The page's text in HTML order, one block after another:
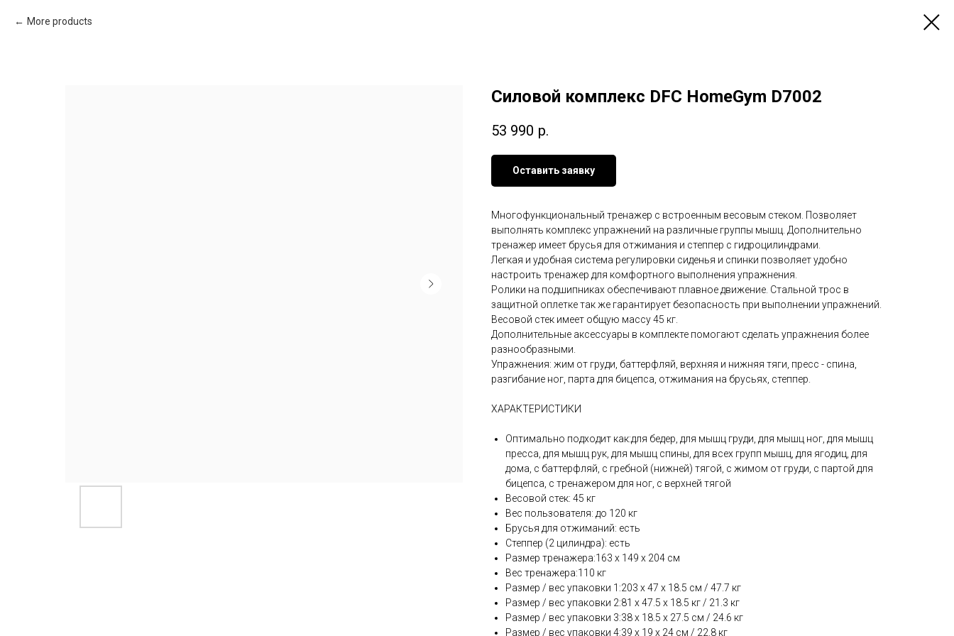
More products
Силовой комплекс DFC HomeGym D7002
53 990 р.
Оставить заявку
Многофункциональный тренажер с встроенным весовым стеком. Позволяет
выполнять комплекс упражнений на различные группы мышц. Дополнительно
тренажер имеет брусья для отжимания и степпер с гидроцилиндрами.
Легкая и удобная система регулировки сиденья и спинки позволяет удобно
настроить тренажер для комфортного выполнения упражнения.
Ролики на подшипниках обеспечивают плавное движение. Стальной трос в
защитной оплетке так же гарантирует безопасность при выполнении упражнений.
Весовой стек имеет общую массу 45 кг.
Дополнительные аксессуары в комплекте помогают сделать упражнения более
разнообразными.
Упражнения: жим от груди, баттерфляй, верхняя и нижняя тяги, пресс - спина,
разгибание ног, парта для бицепса, отжимания на брусьях, степпер.
ХАРАКТЕРИСТИКИ
Оптимально подходит как:для бедер, для мышц груди, для мышц ног, для мышц
пресса, для мышц рук, для мышц спины, для всех групп мышц, для ягодиц, для
дома, с баттерфляй, с гребной (нижней) тягой, с жимом от груди, с партой для
бицепса, с тренажером для ног, с верхней тягой
Весовой стек: 45 кг
Вес пользователя: до 120 кг
Брусья для отжиманий: есть
Степпер (2 цилиндра): есть
Размер тренажера:163 х 149 х 204 см
Вес тренажера:110 кг
Размер / вес упаковки 1:203 х 47 х 18.5 см / 47.7 кг
Размер / вес упаковки 2:81 х 47.5 х 18.5 кг / 21.3 кг
Размер / вес упаковки 3:38 х 18.5 х 27.5 см / 24.6 кг
Размер / вес упаковки 4:39 х 19 х 24 см / 22.8 кг